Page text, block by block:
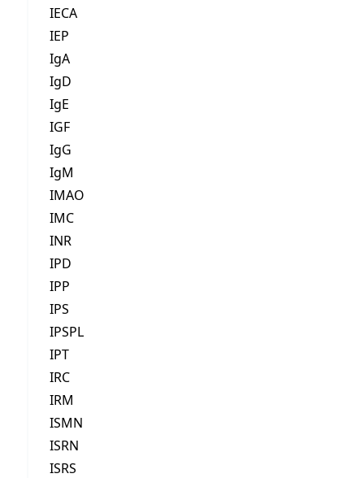
IECA
IEP
IgA
IgD
IgE
IGF
IgG
IgM
IMAO
IMC
INR
IPD
IPP
IPS
IPSPL
IPT
IRC
IRM
ISMN
ISRN
ISRS